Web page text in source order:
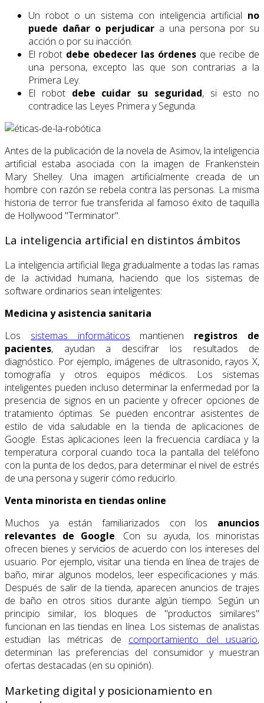
Un robot o un sistema con inteligencia artificial no
puede dañar o perjudicar a una persona por su
acción o por su inacción.
El robot debe obedecer las órdenes que recibe de
una persona, excepto las que son contrarias a la
Primera Ley.
El robot debe cuidar su seguridad, si esto no
contradice las Leyes Primera y Segunda.
Antes de la publicación de la novela de Asimov, la inteligencia
artificial estaba asociada con la imagen de Frankenstein
Mary Shelley. Una imagen artificialmente creada de un
hombre con razón se rebela contra las personas. La misma
historia de terror fue transferida al famoso éxito de taquilla
de Hollywood "Terminator".
La inteligencia artificial en distintos ámbitos
La inteligencia artificial llega gradualmente a todas las ramas
de la actividad humana, haciendo que los sistemas de
software ordinarios sean inteligentes:
Medicina y asistencia sanitaria
Los sistemas informáticos mantienen registros de
pacientes, ayudan a descifrar los resultados de
diagnóstico. Por ejemplo, imágenes de ultrasonido, rayos X,
tomografía y otros equipos médicos. Los sistemas
inteligentes pueden incluso determinar la enfermedad por la
presencia de signos en un paciente y ofrecer opciones de
tratamiento óptimas. Se pueden encontrar asistentes de
estilo de vida saludable en la tienda de aplicaciones de
Google. Estas aplicaciones leen la frecuencia cardíaca y la
temperatura corporal cuando toca la pantalla del teléfono
con la punta de los dedos, para determinar el nivel de estrés
de una persona y sugerir cómo reducirlo.
Venta minorista en tiendas online
Muchos ya están familiarizados con los anuncios
relevantes de Google. Con su ayuda, los minoristas
ofrecen bienes y servicios de acuerdo con los intereses del
usuario. Por ejemplo, visitar una tienda en línea de trajes de
baño, mirar algunos modelos, leer especificaciones y más.
Después de salir de la tienda, aparecen anuncios de trajes
de baño en otros sitios durante algún tiempo. Según un
principio similar, los bloques de "productos similares"
funcionan en las tiendas en línea. Los sistemas de analistas
estudian las métricas de comportamiento del usuario,
determinan las preferencias del consumidor y muestran
ofertas destacadas (en su opinión).
Marketing digital y posicionamiento en